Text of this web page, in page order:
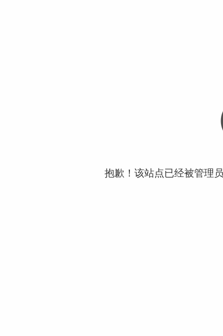
抱歉！该站点已经被管理